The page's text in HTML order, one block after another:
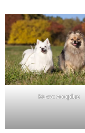
Kuva: zooplus